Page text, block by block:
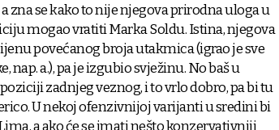
zna se kako to nije njegova prirodna uloga u
mogao vratiti Marka Soldu. Istina, njegova
povećanog broja utakmica (igrao je sve
a.), pa je izgubio svježinu. No baš u
zadnjeg veznog, i to vrlo dobro, pa bi tu
U nekoj ofenzivnijoj varijanti u sredini bi
a ako će se imati nešto konzervativniji